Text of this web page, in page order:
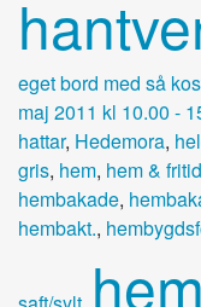
eget bord med så
maj 2011 kl 10.00 -
hattar, Hedemora,
gris, hem, hem & fritid
hembakade,
hembakt.,